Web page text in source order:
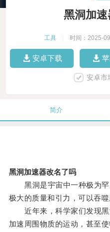
黑洞加
工具 时间：2025-
安卓下载
安卓市
简介
黑洞加速器改名了吗
黑洞是宇宙中一种极为罕
极大的质量和引力，可以吞噬
近年来，科学家们发现黑
加速周围物质的运动，甚至